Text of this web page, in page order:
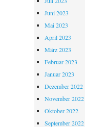
Juni 2023
Mai 2023
April 2023
März 2023
Februar 2023
Januar 2023
Dezember 2022
November 2022
Oktober 2022
September 2022